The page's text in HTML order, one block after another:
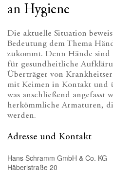
an Hygiene
Die aktuelle Situation
Bedeutung dem Thema
zukommt. Denn Hände sind
für gesundheitliche
Überträger von
mit Keimen in Kontakt und
was anschließend angefasst
herkömmliche Armaturen,
werden.
Adresse und Kontakt
Hans Schramm GmbH & Co. KG
Häberlstraße 20